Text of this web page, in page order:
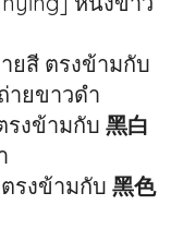
ยสี ตรงข้ามกับ
ายขาวดำ
รงข้ามกับ 黑白
รงข้ามกับ 黑色